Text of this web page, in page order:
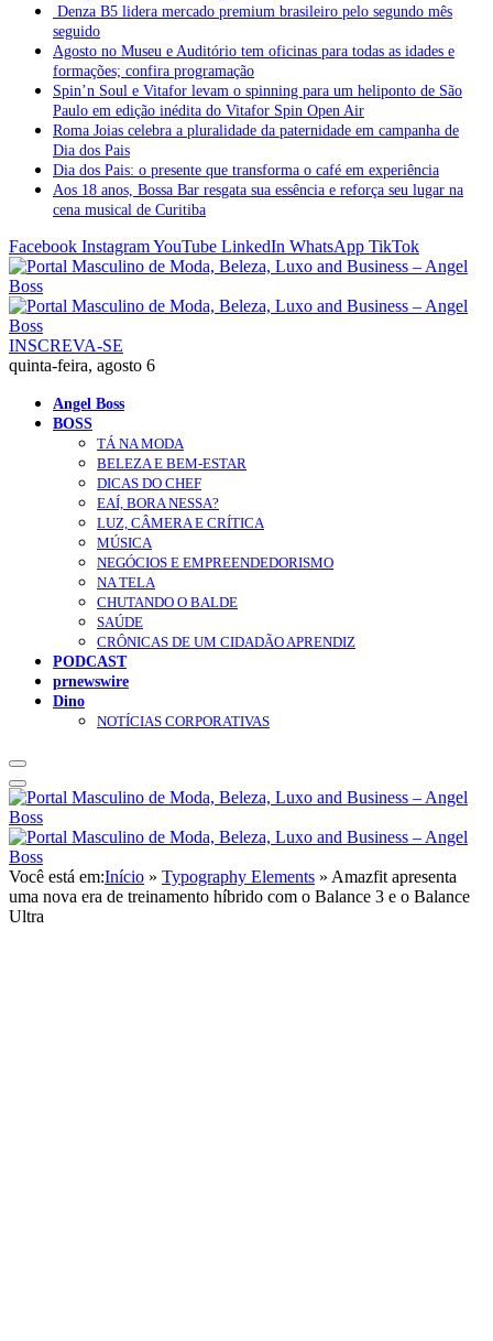
Denza B5 lidera mercado premium brasileiro pelo segundo mês
seguido
Agosto no Museu e Auditório tem oficinas para todas as idades e
formações; confira programação
Spin’n Soul e Vitafor levam o spinning para um heliponto de São
Paulo em edição inédita do Vitafor Spin Open Air
Roma Joias celebra a pluralidade da paternidade em campanha de
Dia dos Pais
Dia dos Pais: o presente que transforma o café em experiência
Aos 18 anos, Bossa Bar resgata sua essência e reforça seu lugar na
cena musical de Curitiba
Facebook InstagramYouTube LinkedIn WhatsApp TikTok
INSCREVA-SE
quinta-feira, agosto 6
Angel Boss
BOSS
TÁ NA MODA
BELEZA E BEM-ESTAR
DICAS DO CHEF
EAÍ, BORA NESSA?
LUZ, CÂMERA E CRÍTICA
MÚSICA
NEGÓCIOS E EMPREENDEDORISMO
NA TELA
CHUTANDO O BALDE
SAÚDE
CRÔNICAS DE UM CIDADÃO APRENDIZ
PODCAST
prnewswire
Dino
NOTÍCIAS CORPORATIVAS
Você está em:Início » Typography Elements » Amazfit apresenta
uma nova era de treinamento híbrido com o Balance 3 e o Balance
Ultra